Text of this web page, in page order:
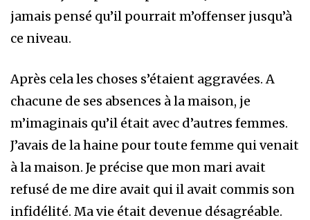
jamais pensé qu’il pourrait m’offenser jusqu’à
ce niveau.
Après cela les choses s’étaient aggravées. A
chacune de ses absences à la maison, je
m’imaginais qu’il était avec d’autres femmes.
J’avais de la haine pour toute femme qui venait
à la maison. Je précise que mon mari avait
refusé de me dire avait qui il avait commis son
infidélité. Ma vie était devenue désagréable.